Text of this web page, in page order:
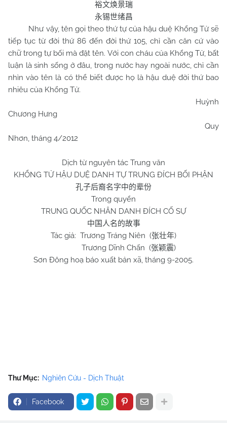
裕文焕景瑞
永锡世绪昌
Như vậy, tên gọi theo thứ tự của hậu duệ Khổng Tử sẽ
tiếp tục từ đời thứ 86 đến đời thứ 105, chỉ cần căn cứ vào
chữ trong tự bối mà đặt tên. Với con cháu của Khổng Tử, bất
luận là sinh sống ở đâu, trong nước hay ngoài nước, chỉ cần
nhìn vào tên là có thể biết được họ là hậu duệ đời thứ bao
nhiêu của Khổng Tử.
Huỳnh
Chương Hưng
Quy
Nhơn, tháng 4/2012
Dịch từ nguyên tác Trung văn
KHỔNG TỬ HẬU DUỆ DANH TỰ TRUNG ĐÍCH BỐI PHẬN
孔子后裔名字中的辈份
Trong quyển
TRUNG QUỐC NHÂN DANH ĐÍCH CỐ SỰ
中国人名的故事
Tác giả: Trương Tráng Niên (张壮年)
Trương Dĩnh Chấn (张颖震)
Sơn Đông hoạ báo xuất bản xã, tháng 9-2005.
Thư Mục: Nghiên Cứu - Dịch Thuật
Facebook